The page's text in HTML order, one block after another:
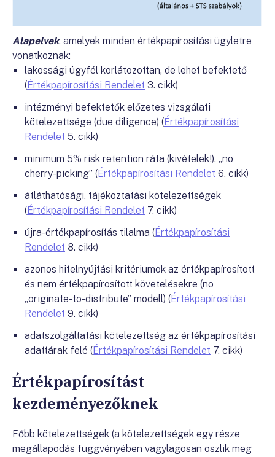
Alapelvek, amelyek minden értékpapírosítási ügyletre
vonatkoznak:
lakossági ügyfél korlátozottan, de lehet befektető
(Értékpapírosítási Rendelet 3. cikk)
intézményi befektetők előzetes vizsgálati
kötelezettsége (due diligence) (Értékpapírosítási
Rendelet 5. cikk)
minimum 5% risk retention ráta (kivételek!), „no
cherry-picking” (Értékpapírosítási Rendelet 6. cikk)
átláthatósági, tájékoztatási kötelezettségek
(Értékpapírosítási Rendelet 7. cikk)
újra-értékpapírosítás tilalma (Értékpapírosítási
Rendelet 8. cikk)
azonos hitelnyújtási kritériumok az értékpapírosított
és nem értékpapírosított követelésekre (no
„originate-to-distribute” modell) (Értékpapírosítási
Rendelet 9. cikk)
adatszolgáltatási kötelezettség az értékpapírosítási
adattárak felé (Értékpapírosítási Rendelet 7. cikk)
Értékpapírosítást
kezdeményezőknek
Főbb kötelezettségek (a kötelezettségek egy része
megállapodás függvényében vagylagosan oszlik meg